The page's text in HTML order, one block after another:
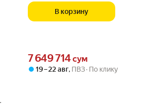
В корзину
Цена 7649714 сум вместо
7 649 714 сум
19 – 22 авг, ПВЗ По клику